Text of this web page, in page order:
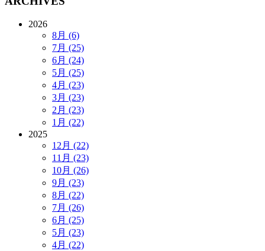
2026
8月 (6)
7月 (25)
6月 (24)
5月 (25)
4月 (23)
3月 (23)
2月 (23)
1月 (22)
2025
12月 (22)
11月 (23)
10月 (26)
9月 (23)
8月 (22)
7月 (26)
6月 (25)
5月 (23)
4月 (22)